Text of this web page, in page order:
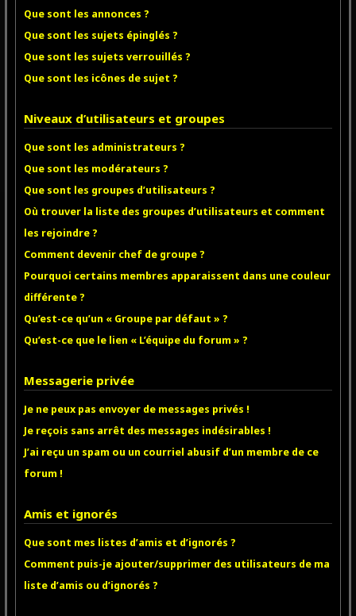
Que sont les annonces ?
Que sont les sujets épinglés ?
Que sont les sujets verrouillés ?
Que sont les icônes de sujet ?
Niveaux d’utilisateurs et groupes
Que sont les administrateurs ?
Que sont les modérateurs ?
Que sont les groupes d’utilisateurs ?
Où trouver la liste des groupes d’utilisateurs et comment
les rejoindre ?
Comment devenir chef de groupe ?
Pourquoi certains membres apparaissent dans une couleur
différente ?
Qu’est-ce qu’un « Groupe par défaut » ?
Qu’est-ce que le lien « L’équipe du forum » ?
Messagerie privée
Je ne peux pas envoyer de messages privés !
Je reçois sans arrêt des messages indésirables !
J’ai reçu un spam ou un courriel abusif d’un membre de ce
forum !
Amis et ignorés
Que sont mes listes d’amis et d’ignorés ?
Comment puis-je ajouter/supprimer des utilisateurs de ma
liste d’amis ou d’ignorés ?